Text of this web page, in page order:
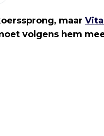
maar
volgens hem